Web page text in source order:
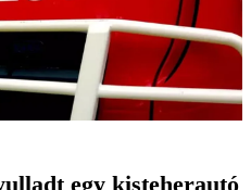
egy kisteherautó